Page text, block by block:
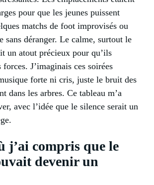
pour que les jeunes puissent
matchs de foot improvisés ou
sans déranger. Le calme, surtout le
un atout précieux pour qu’ils
J’imaginais ces soirées
forte ni cris, juste le bruit des
dans les arbres. Ce tableau m’a
avec l’idée que le silence serait un
j’ai compris que le
devenir un